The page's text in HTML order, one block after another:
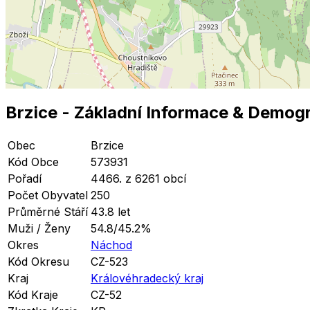
Brzice - Základní Informace &
Obec
Brzice
Kód Obce
573931
Pořadí
4466. z 6261 obcí
Počet Obyvatel 250
Průměrné Stáří 43.8 let
Muži / Ženy
54.8/45.2%
Okres
Náchod
Kód Okresu
CZ-523
Kraj
Královéhradecký kraj
Kód Kraje
CZ-52